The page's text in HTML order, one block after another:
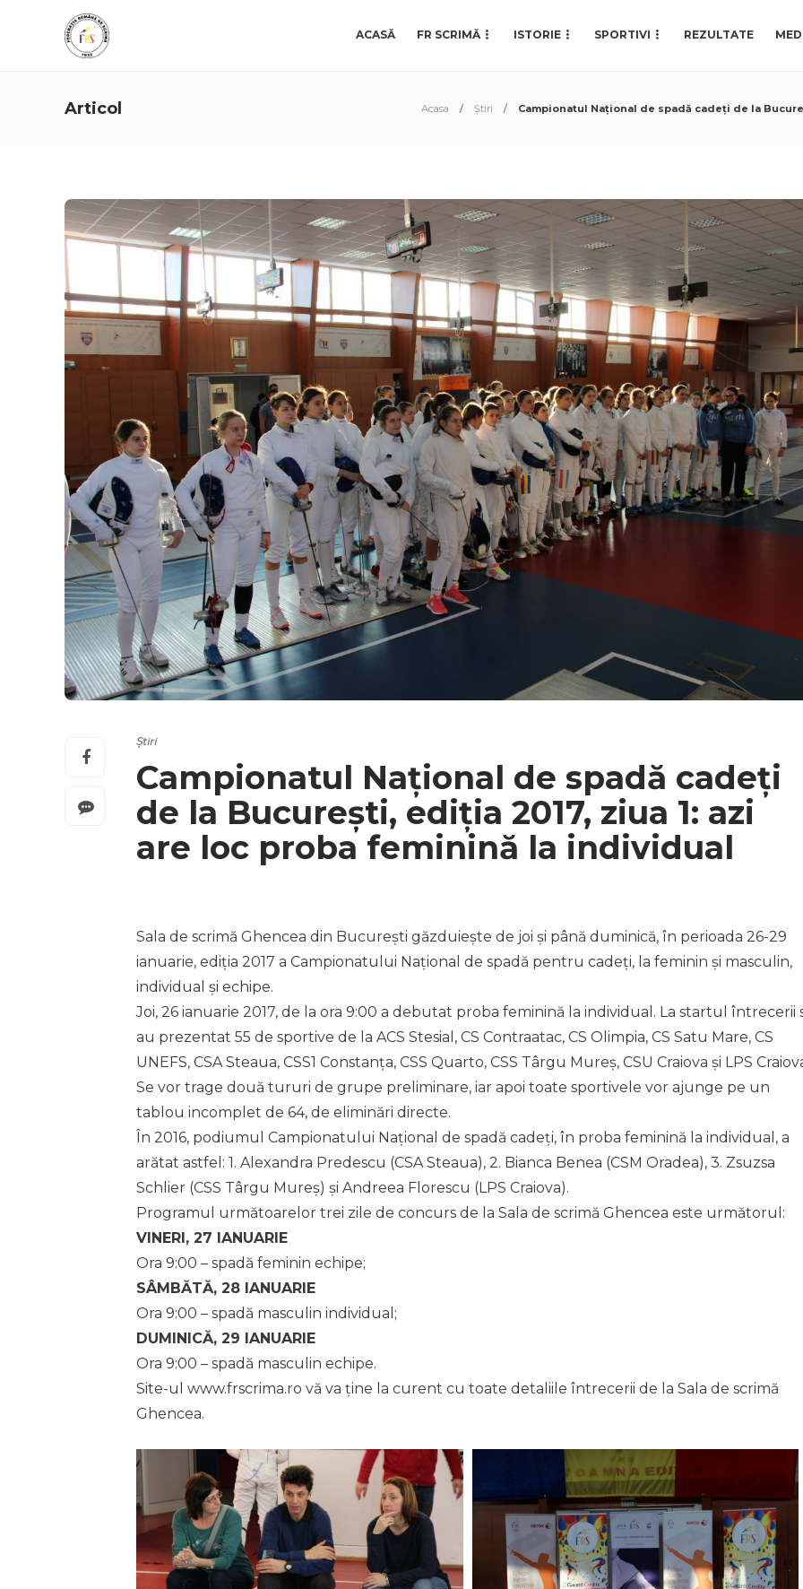
ACASĂ FR SCRIMĂ ISTORIE SPORTIVI REZULTATE
Articol Acasa Știri Campionatul Național de spadă cadeți de la
Știri
Campionatul Național de spadă cadeți
de la București, ediția 2017, ziua 1: azi
are loc proba feminină la individual
Sala de scrimă Ghencea din București găzduiește de joi și până duminică, în perioada 26-29
ianuarie, ediția 2017 a Campionatului Național de spadă pentru cadeți, la feminin și masculin,
individual și echipe.
Joi, 26 ianuarie 2017, de la ora 9:00 a debutat proba feminină la individual. La startul întrecerii
au prezentat 55 de sportive de la ACS Stesial, CS Contraatac, CS Olimpia, CS Satu Mare, CS
UNEFS, CSA Steaua, CSS1 Constanța, CSS Quarto, CSS Târgu Mureș, CSU Craiova și LPS
Se vor trage două tururi de grupe preliminare, iar apoi toate sportivele vor ajunge pe un
tablou incomplet de 64, de eliminări directe.
În 2016, podiumul Campionatului Național de spadă cadeți, în proba feminină la individual, a
arătat astfel: 1. Alexandra Predescu (CSA Steaua), 2. Bianca Benea (CSM Oradea), 3. Zsuzsa
Schlier (CSS Târgu Mureș) și Andreea Florescu (LPS Craiova).
Programul următoarelor trei zile de concurs de la Sala de scrimă Ghencea este următorul:
VINERI, 27 IANUARIE
Ora 9:00 – spadă feminin echipe;
SÂMBĂTĂ, 28 IANUARIE
Ora 9:00 – spadă masculin individual;
DUMINICĂ, 29 IANUARIE
Ora 9:00 – spadă masculin echipe.
Site-ul www.frscrima.ro vă va ține la curent cu toate detaliile întrecerii de la Sala de scrimă
Ghencea.